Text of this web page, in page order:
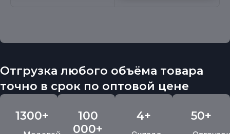
Отгрузка любого объёма товара
точно в срок по оптовой цене
1300+
100
000+
4+ 50+